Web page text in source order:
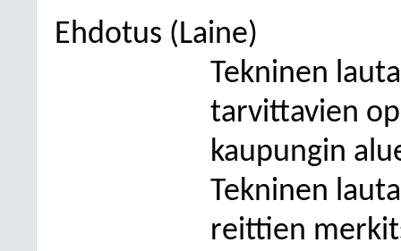
Ehdotus (Laine)
Tekninen
tarvittavien
kaupungin
Tekninen
reittien